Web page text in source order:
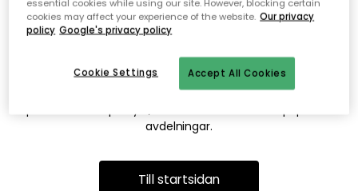
söker
Detta kan bero på att sidan inte längre finns eller att den har
flyttats. Vi ber om ursäkt för besväret. I menyn ovan kan du
prova att söka på nytt, eller besöka en av våra populära
avdelningar.
Till startsidan
essential cookies while using our site. However, blocking certain
cookies may affect your experience of the website. Our privacy
policy Google's privacy policy
Accept All Cookies
Cookie Settings